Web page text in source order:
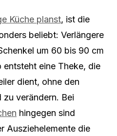
Küche planst, ist die
beliebt: Verlängere
um 60 bis 90 cm
entsteht eine Theke, die
dient, ohne den
zu verändern. Bei
hingegen sind
Ausziehelemente die